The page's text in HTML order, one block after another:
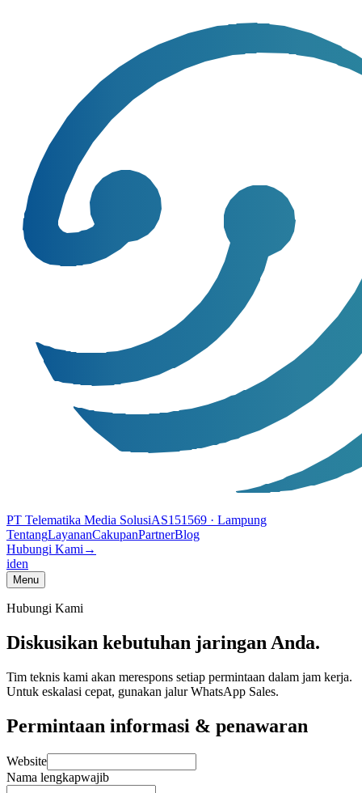
PT Telematika Media SolusiAS151569 · Lampung
TentangLayananCakupanPartnerBlog
Hubungi Kami →
iden
Menu
Hubungi Kami
Diskusikan kebutuhan jaringan Anda.
Tim teknis kami akan merespons setiap permintaan dalam jam kerja.
Untuk eskalasi cepat, gunakan jalur WhatsApp Sales.
Permintaan informasi & penawaran
Website
Nama lengkapwajib